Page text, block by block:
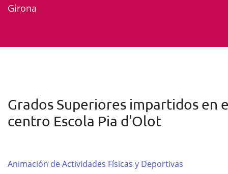
Girona
Grados Superiores impartidos en
centro Escola Pia d'Olot
Animación de Actividades Físicas y Deportivas